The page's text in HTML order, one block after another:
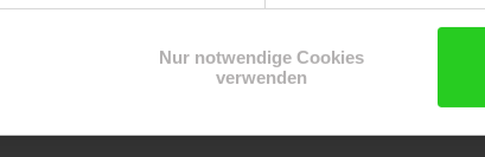
Nur notwendige Cookies
verwenden